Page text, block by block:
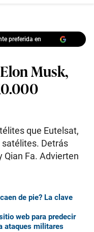
preferida en
Musk,
que Eutelsat,
Detrás
Qian Fa. Advierten
de pie? La clave
web para predecir
ataques militares